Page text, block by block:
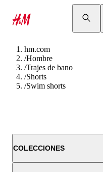
hm.com
/Hombre
/Trajes de bano
/Shorts
/Swim shorts
COLECCIONES